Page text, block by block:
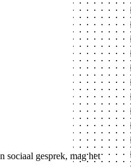
sociaal gesprek, mag het